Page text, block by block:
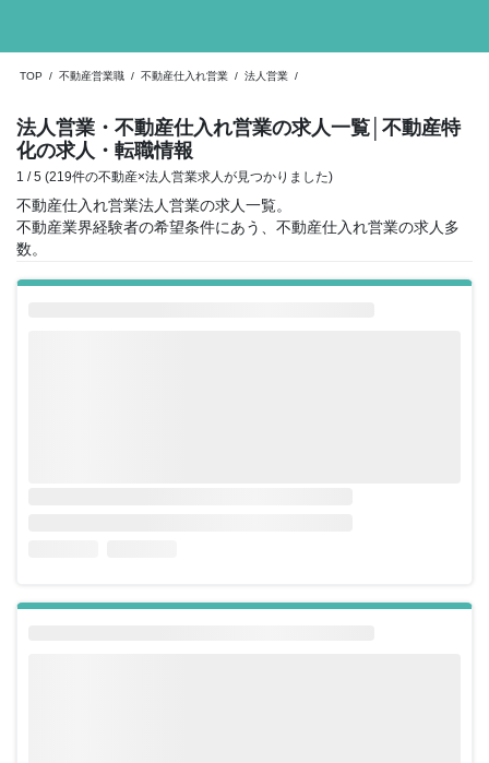
TOP / 不動産営業職 / 不動産仕入れ営業 / 法人営業 /
法人営業・不動産仕入れ営業の求人一覧 │不動産特
化の求人・転職情報
1 / 5 (219件の不動産×法人営業求人が見つかりました)
不動産仕入れ営業法人営業の求人一覧。
不動産業界経験者の希望条件にあう、不動産仕入れ営業の求人多
数。